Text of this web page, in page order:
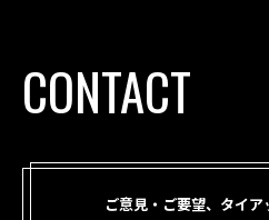
CONTACT
ご意見・ご要望、タイ